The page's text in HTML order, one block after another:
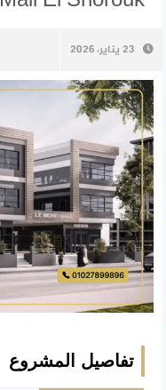
23 يناير، 2026
تفاصيل المشروع